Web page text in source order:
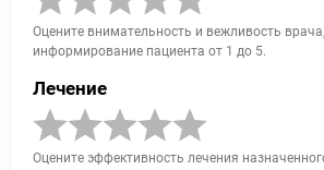
Оцените внимательность и вежливость
информирование пациента от 1 до 5.
Лечение
Оцените эффективность лечения